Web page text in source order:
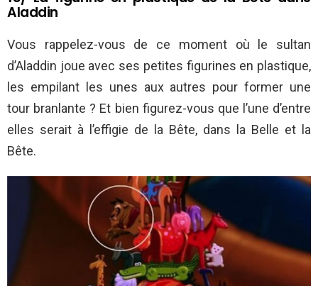
Aladdin
Vous rappelez-vous de ce moment où le sultan
d’Aladdin joue avec ses petites figurines en plastique,
les empilant les unes aux autres pour former une
tour branlante ? Et bien figurez-vous que l’une d’entre
elles serait à l’effigie de la Bête, dans la Belle et la
Bête.